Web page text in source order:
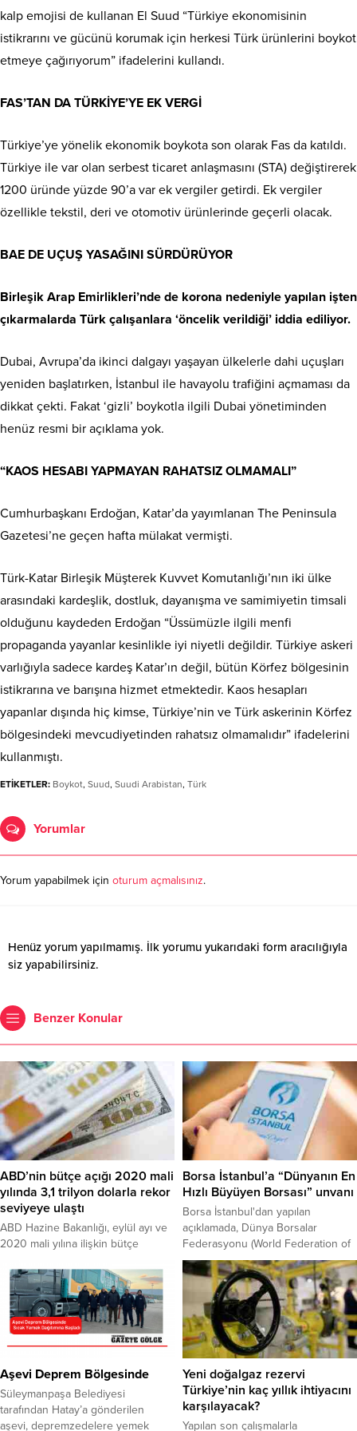
kalp emojisi de kullanan El Suud “Türkiye ekonomisinin
istikrarını ve gücünü korumak için herkesi Türk ürünlerini boykot
etmeye çağırıyorum” ifadelerini kullandı.
FAS’TAN DA TÜRKİYE’YE EK VERGİ
Türkiye’ye yönelik ekonomik boykota son olarak Fas da katıldı.
Türkiye ile var olan serbest ticaret anlaşmasını (STA) değiştirerek
1200 üründe yüzde 90’a var ek vergiler getirdi. Ek vergiler
özellikle tekstil, deri ve otomotiv ürünlerinde geçerli olacak.
BAE DE UÇUŞ YASAĞINI SÜRDÜRÜYOR
Birleşik Arap Emirlikleri’nde de korona nedeniyle yapılan işten
çıkarmalarda Türk çalışanlara ‘öncelik verildiği’ iddia ediliyor.
Dubai, Avrupa’da ikinci dalgayı yaşayan ülkelerle dahi uçuşları
yeniden başlatırken, İstanbul ile havayolu trafiğini açmaması da
dikkat çekti. Fakat ‘gizli’ boykotla ilgili Dubai yönetiminden
henüz resmi bir açıklama yok.
“KAOS HESABI YAPMAYAN RAHATSIZ OLMAMALI”
Cumhurbaşkanı Erdoğan, Katar’da yayımlanan The Peninsula
Gazetesi’ne geçen hafta mülakat vermişti.
Türk-Katar Birleşik Müşterek Kuvvet Komutanlığı’nın iki ülke
arasındaki kardeşlik, dostluk, dayanışma ve samimiyetin timsali
olduğunu kaydeden Erdoğan “Üssümüzle ilgili menfi
propaganda yayanlar kesinlikle iyi niyetli değildir. Türkiye askeri
varlığıyla sadece kardeş Katar’ın değil, bütün Körfez bölgesinin
istikrarına ve barışına hizmet etmektedir. Kaos hesapları
yapanlar dışında hiç kimse, Türkiye’nin ve Türk askerinin Körfez
bölgesindeki mevcudiyetinden rahatsız olmamalıdır” ifadelerini
kullanmıştı.
ETİKETLER: Boykot, Suud, Suudi Arabistan, Türk
Yorumlar
Yorum yapabilmek için oturum açmalısınız.
Henüz yorum yapılmamış. İlk yorumu yukarıdaki form aracılığıyla
siz yapabilirsiniz.
Benzer Konular
ABD’nin bütçe açığı 2020 mali
yılında 3,1 trilyon dolarla rekor
seviyeye ulaştı
ABD Hazine Bakanlığı, eylül ayı ve
2020 mali yılına ilişkin bütçe
2019'da başlayan ve 30 Eylül
2020'de sona eren 2020 mali
yılının son ayında federal
hükümetin bütçe açığı 125 milyar
Borsa İstanbul’a “Dünyanın En
Hızlı Büyüyen Borsası” unvanı
Borsa İstanbul'dan yapılan
açıklamada, Dünya Borsalar
Federasyonu (World Federation of
Exchanges - WFE) 2019 verilerine
göre, Borsa İstanbul'un Pay Vadeli
İşlem Sözleşmeleri'nde geçen
yıl dünyanın en hızlı büyüyen
borsası olduğu bildirildi.
Aşevi Deprem Bölgesinde
Süleymanpaşa Belediyesi
tarafından Hatay’a gönderilen
aşevi, depremzedelere yemek
Yeni doğalgaz rezervi
Türkiye’nin kaç yıllık ihtiyacını
karşılayacak?
Yapılan son çalışmalarla